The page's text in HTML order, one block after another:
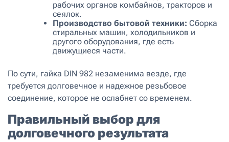
рабочих органов комбайнов, тракторов и
сеялок.
Производство бытовой техники: Сборка
стиральных машин, холодильников и
другого оборудования, где есть
движущиеся части.
По сути, гайка DIN 982 незаменима везде, где
требуется долговечное и надежное резьбовое
соединение, которое не ослабнет со временем.
Правильный выбор для
долговечного результата